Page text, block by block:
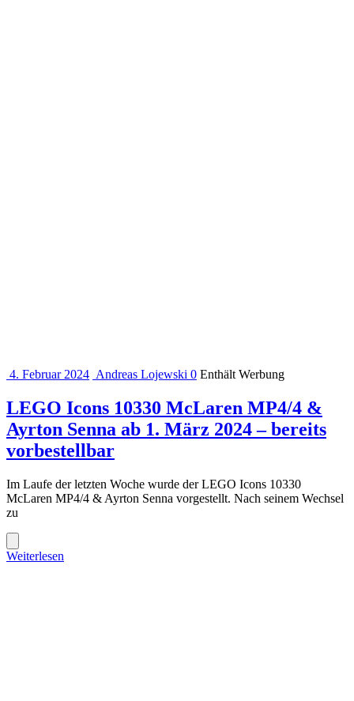
4. Februar 2024 Andreas Lojewski 0 Enthält Werbung
LEGO Icons 10330 McLaren MP4/4 &
Ayrton Senna ab 1. März 2024 – bereits
vorbestellbar
Im Laufe der letzten Woche wurde der LEGO Icons 10330
McLaren MP4/4 & Ayrton Senna vorgestellt. Nach seinem Wechsel
zu
Weiterlesen